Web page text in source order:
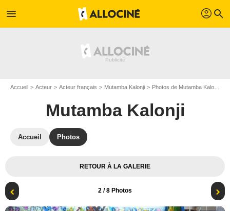
menu profil search
Accueil Acteur Acteur français Mutamba Kalonji Photos de Mutamba Kalonji
Mutamba Kalonji
Accueil Photos
RETOUR À LA GALERIE
2 / 8 Photos